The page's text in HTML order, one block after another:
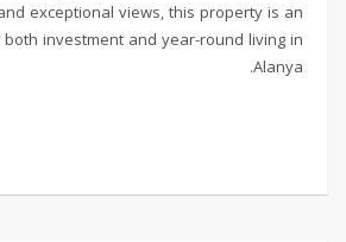
exceptional views, this property is an
investment and year-round living in
Alanya.